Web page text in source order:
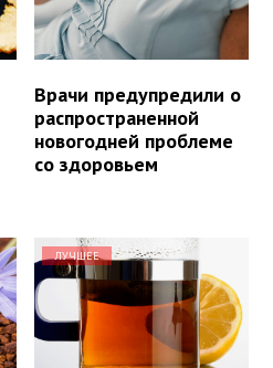
Врачи предупредили о
распространенной
новогодней проблеме
со здоровьем
ЛУЧШЕЕ